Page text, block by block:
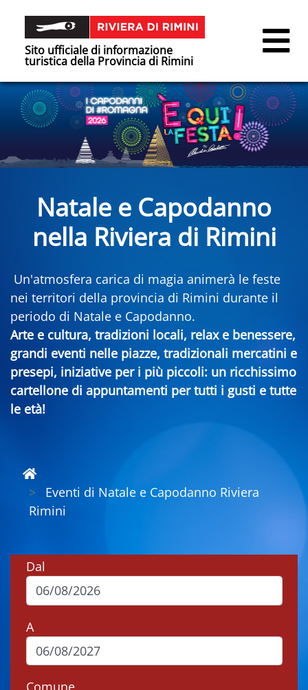
Sito ufficiale di informazione
turistica della Provincia di Rimini
Natale e Capodanno
nella Riviera di Rimini
Un'atmosfera carica di magia animerà le feste
nei territori della provincia di Rimini durante il
periodo di Natale e Capodanno.
Arte e cultura, tradizioni locali, relax e benessere,
grandi eventi nelle piazze, tradizionali mercatini e
presepi, iniziative per i più piccoli: un ricchissimo
cartellone di appuntamenti per tutti i gusti e tutte
le età!
Eventi di Natale e Capodanno Riviera
Rimini
Dal
A
Comune